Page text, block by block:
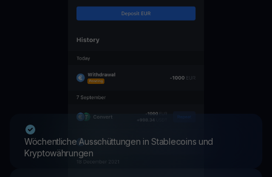
Wöchentliche Ausschüttungen in Stablecoins und
Kryptowährungen